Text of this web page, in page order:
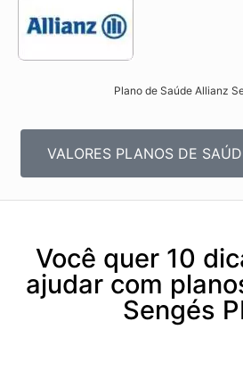
Plano de Saúde Allianz
VALORES PLANOS DE
Você quer 10
ajudar com
Sengés